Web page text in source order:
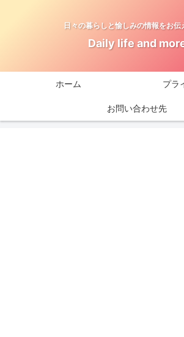
日々の暮らしと愉しみの情報をお伝
Daily life and
ホーム プラ
お問い合わせ先